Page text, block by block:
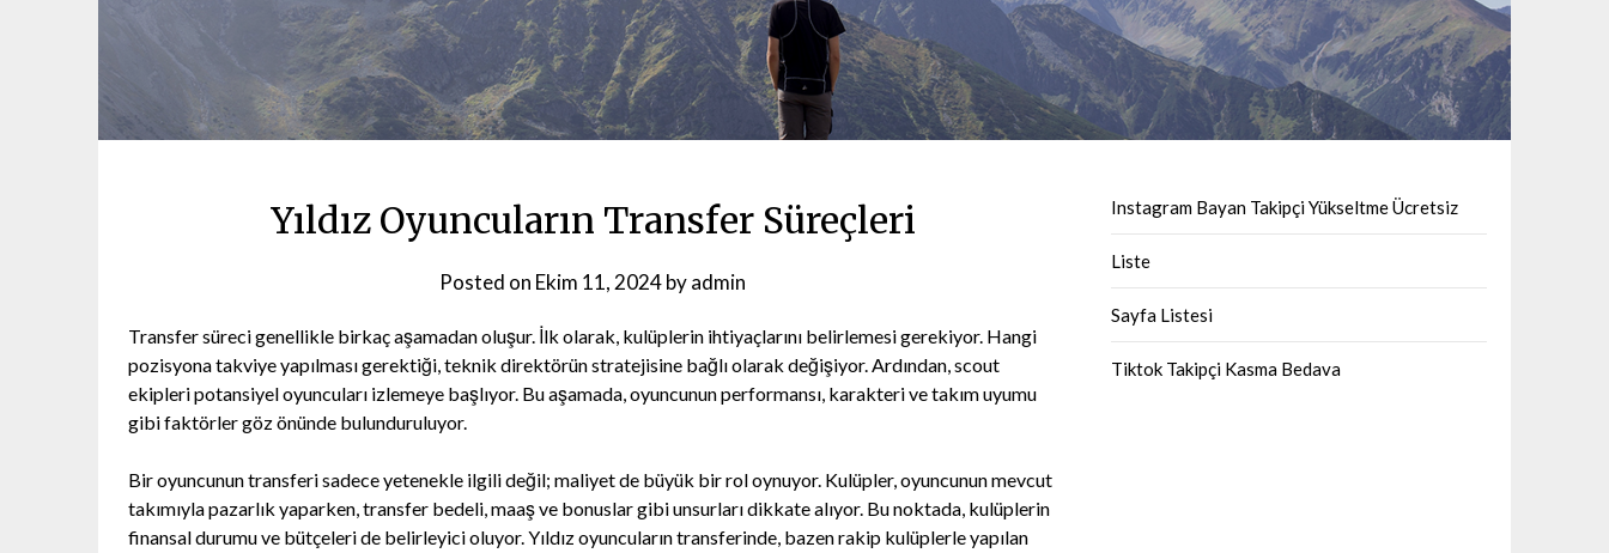
Yıldız Oyuncuların Transfer Süreçleri
Posted on Ekim 11, 2024byadmin
Transfer süreci genellikle birkaç aşamadan oluşur. İlk olarak, kulüplerin ihtiyaçlarını belirlemesi gerekiyor. Hangi
pozisyona takviye yapılması gerektiği, teknik direktörün stratejisine bağlı olarak değişiyor. Ardından, scout
ekipleri potansiyel oyuncuları izlemeye başlıyor. Bu aşamada, oyuncunun performansı, karakteri ve takım uyumu
gibi faktörler göz önünde bulunduruluyor.
Bir oyuncunun transferi sadece yetenekle ilgili değil; maliyet de büyük bir rol oynuyor. Kulüpler, oyuncunun mevcut
takımıyla pazarlık yaparken, transfer bedeli, maaş ve bonuslar gibi unsurları dikkate alıyor. Bu noktada, kulüplerin
finansal durumu ve bütçeleri de belirleyici oluyor. Yıldız oyuncuların transferinde, bazen rakip kulüplerle yapılan
Instagram Bayan Takipçi Yükseltme Ücretsiz
Liste
Sayfa Listesi
Tiktok Takipçi Kasma Bedava